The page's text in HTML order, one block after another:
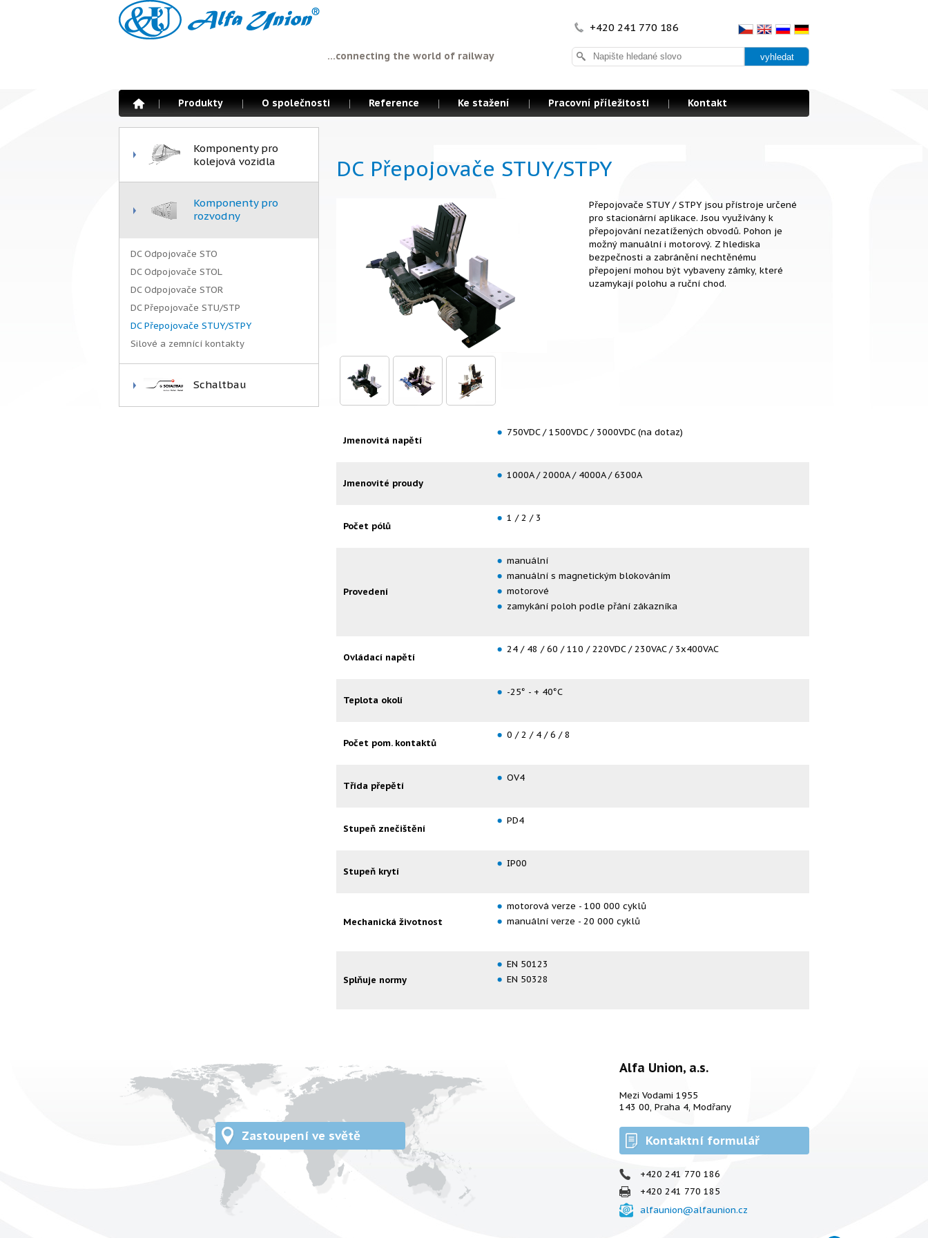
+420 241 770 186
Produkty O společnosti Reference Ke stažení Pracovní příležitosti Kontakt
...connecting the world of railway
Komponenty pro
kolejová vozidla
Komponenty pro
rozvodny
DC Odpojovače STO
DC Odpojovače STOL
DC Odpojovače STOR
DC Přepojovače STU/STP
DC Přepojovače STUY/STPY
Silové a zemnící kontakty
Schaltbau
DC Přepojovače STUY/STPY
Přepojovače STUY / STPY jsou přístroje určené
pro stacionární aplikace. Jsou využívány k
přepojování nezatížených obvodů. Pohon je
možný manuální i motorový. Z hlediska
bezpečnosti a zabránění nechtěnému
přepojení mohou být vybaveny zámky, které
uzamykají polohu a ruční chod.
Jmenovitá napětí
750VDC / 1500VDC / 3000VDC (na dotaz)
Jmenovité proudy
1000A / 2000A / 4000A / 6300A
Počet pólů
1 / 2 / 3
Provedení
manuální
manuální s magnetickým blokováním
motorové
zamykání poloh podle přání zákazníka
Ovládací napětí
24 / 48 / 60 / 110 / 220VDC / 230VAC / 3x400VAC
Teplota okolí
-25° - + 40°C
Počet pom. kontaktů
0 / 2 / 4 / 6 / 8
Třída přepětí
OV4
Stupeň znečištění
PD4
Stupeň krytí
IP00
Mechanická životnost
motorová verze - 100 000 cyklů
manuální verze - 20 000 cyklů
Splňuje normy
EN 50123
EN 50328
Zastoupení ve světě
Alfa Union, a.s.
Mezi Vodami 1955
143 00, Praha 4, Modřany
Kontaktní formulář
+420 241 770 186
+420 241 770 185
alfaunion@alfaunion.cz